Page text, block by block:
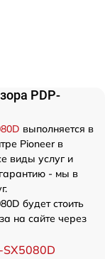
PDP-
выполняется в
Pioneer в
виды услуг и
- мы в
будет стоить
на сайте через
SX5080D